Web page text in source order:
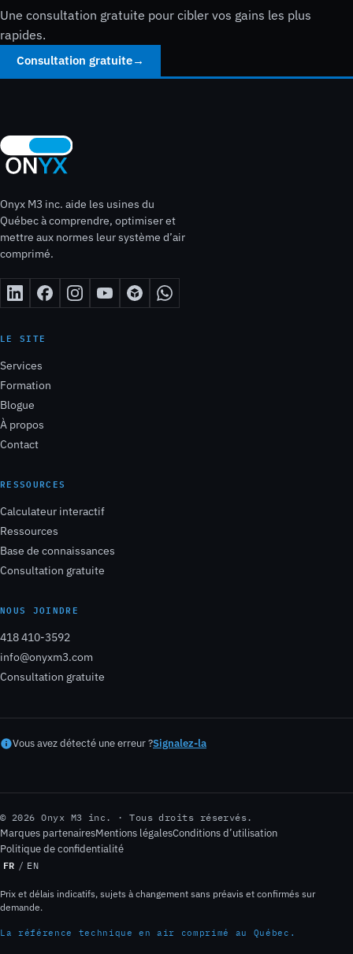
Une consultation gratuite pour cibler vos gains les plus
rapides.
Consultation gratuite→
Onyx M3 inc. aide les usines du
Québec à comprendre, optimiser et
mettre aux normes leur système d’air
comprimé.
LE SITE
Services
Formation
Blogue
À propos
Contact
RESSOURCES
Calculateur interactif
Ressources
Base de connaissances
Consultation gratuite
NOUS JOINDRE
418 410-3592
info@onyxm3.com
Consultation gratuite
Vous avez détecté une erreur ?Signalez-la
© 2026 Onyx M3 inc. · Tous droits réservés.
Marques partenairesMentions légalesConditions d’utilisation
Politique de confidentialité
FR / EN
Prix et délais indicatifs, sujets à changement sans préavis et confirmés sur
demande.
La référence technique en air comprimé au Québec.